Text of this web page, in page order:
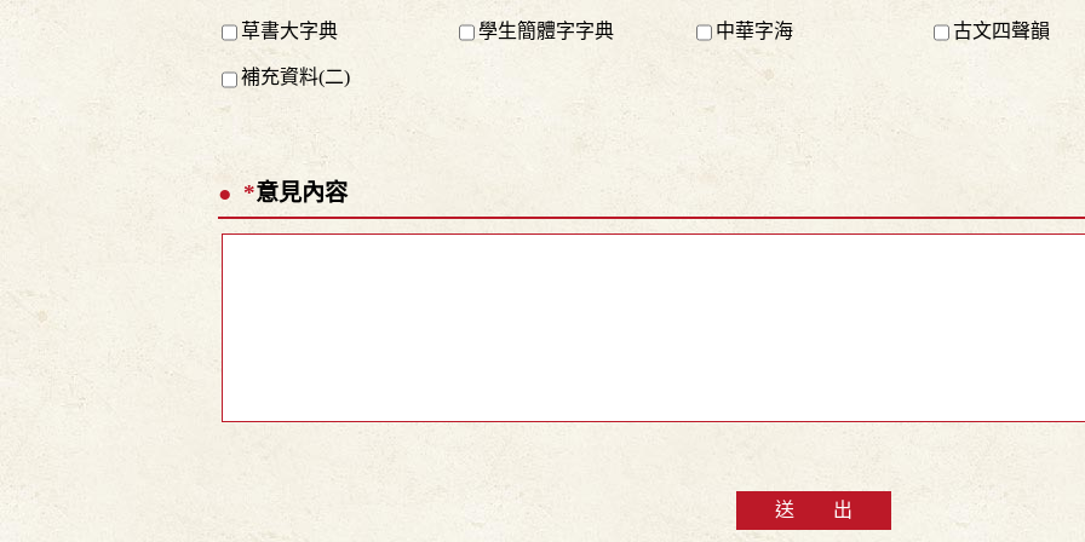
草書大字典 學生簡體字字典 中華字海 古文四聲韻
補充資料(二)
*意見內容
送 出